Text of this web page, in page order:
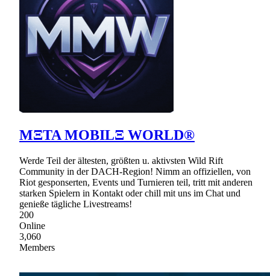
MΞTA MOBILΞ WORLD®
Werde Teil der ältesten, größten u. aktivsten Wild Rift
Community in der DACH-Region! Nimm an offiziellen, von
Riot gesponserten, Events und Turnieren teil, tritt mit anderen
starken Spielern in Kontakt oder chill mit uns im Chat und
genieße tägliche Livestreams!
200
Online
3,060
Members